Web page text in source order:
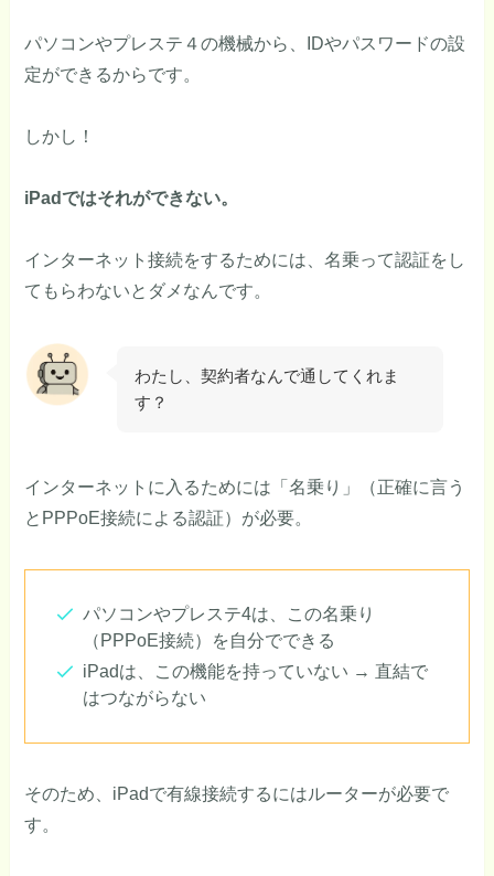
パソコンやプレステ４の機械から、IDやパスワードの設
定ができるからです。
しかし！
iPadではそれができない。
インターネット接続をするためには、名乗って認証をし
てもらわないとダメなんです。
わたし、契約者なんで通してくれま
す？
インターネットに入るためには「名乗り」（正確に言う
とPPPoE接続による認証）が必要。
パソコンやプレステ4は、この名乗り
（PPPoE接続）を自分でできる
iPadは、この機能を持っていない → 直結で
はつながらない
そのため、iPadで有線接続するにはルーターが必要で
す。